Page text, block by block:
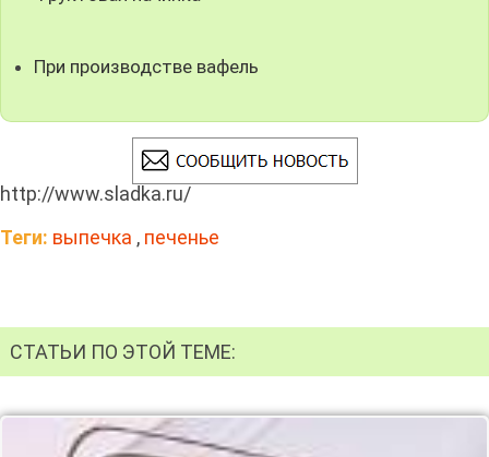
При производстве вафель
http://www.sladka.ru/
Теги: выпечка , печенье
СТАТЬИ ПО ЭТОЙ ТЕМЕ: